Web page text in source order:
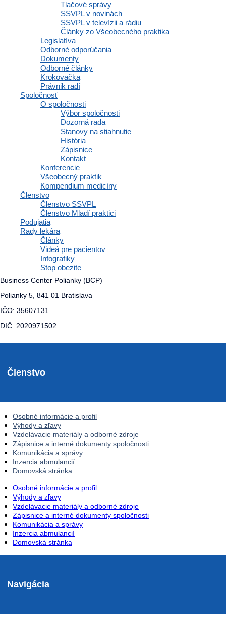
Tlačové správy
SSVPL v novinách
SSVPL v televízii a rádiu
Články zo Všeobecného praktika
Legislatíva
Odborné odporúčania
Dokumenty
Odborné články
Krokovačka
Právnik radí
Spoločnosť
O spoločnosti
Výbor spoločnosti
Dozorná rada
Stanovy na stiahnutie
História
Zápisnice
Kontakt
Konferencie
Všeobecný praktik
Kompendium medicíny
Členstvo
Členstvo SSVPL
Členstvo Mladí praktici
Podujatia
Rady lekára
Články
Videá pre pacientov
Infografiky
Stop obezite
42. Výročná konferencia SSVPL
Odoberajte náš newsletter
Odoslať
SLOVENSKÁ
SPOLOČNOSŤ
VŠEOBECNÉHO
PRAKTICKÉHO
LEKÁRSTVA
Business Center Polianky (BCP)
Polianky 5, 841 01 Bratislava
IČO: 35607131
DIČ: 2020971502
Členstvo
Osobné informácie a profil
Výhody a zľavy
Vzdelávacie materiály a odborné zdroje
Zápisnice a interné dokumenty spoločnosti
Komunikácia a správy
Inzercia abmulancií
Domovská stránka
Osobné informácie a profil
Výhody a zľavy
Vzdelávacie materiály a odborné zdroje
Zápisnice a interné dokumenty spoločnosti
Komunikácia a správy
Inzercia abmulancií
Domovská stránka
Navigácia